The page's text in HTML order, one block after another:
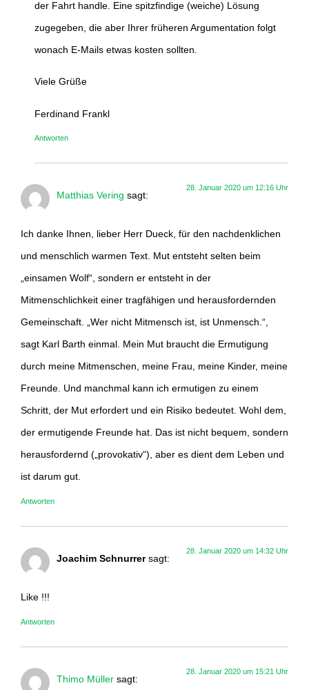
der Fahrt handle. Eine spitzfindige (weiche) Lösung
zugegeben, die aber Ihrer früheren Argumentation folgt
wonach E-Mails etwas kosten sollten.
Viele Grüße
Ferdinand Frankl
Antworten
Matthias Vering sagt:
28. Januar 2020 um 12:16 Uhr
Ich danke Ihnen, lieber Herr Dueck, für den nachdenklichen
und menschlich warmen Text. Mut entsteht selten beim
„einsamen Wolf“, sondern er entsteht in der
Mitmenschlichkeit einer tragfähigen und herausfordernden
Gemeinschaft. „Wer nicht Mitmensch ist, ist Unmensch.“,
sagt Karl Barth einmal. Mein Mut braucht die Ermutigung
durch meine Mitmenschen, meine Frau, meine Kinder, meine
Freunde. Und manchmal kann ich ermutigen zu einem
Schritt, der Mut erfordert und ein Risiko bedeutet. Wohl dem,
der ermutigende Freunde hat. Das ist nicht bequem, sondern
herausfordernd („provokativ“), aber es dient dem Leben und
ist darum gut.
Antworten
Joachim Schnurrer sagt:
28. Januar 2020 um 14:32 Uhr
Like !!!
Antworten
Thimo Müller sagt:
28. Januar 2020 um 15:21 Uhr